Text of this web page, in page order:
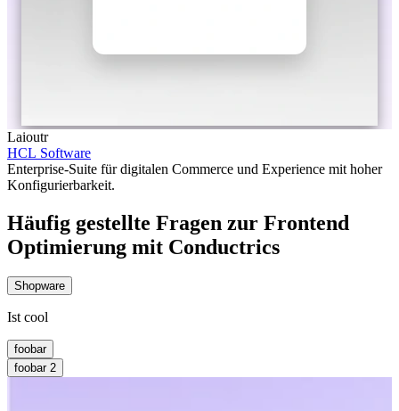
Laioutr
HCL Software
Enterprise-Suite für digitalen Commerce und Experience mit hoher
Konfigurierbarkeit.
Häufig gestellte Fragen zur Frontend
Optimierung mit Conductrics
Shopware
Ist cool
foobar
foobar 2